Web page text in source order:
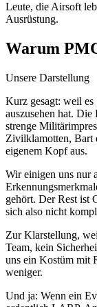
Leute, die Airsoft
Ausrüstung.
Warum
Unsere Darstellung
Kurz gesagt: weil es
auszusehen hat.
strenge
Zivilklamotten, Bart
eigenem Kopf aus.
Wir einigen uns nur
gehört. Der Rest ist
sich also nicht
Zur Klarstellung,
Team, kein
uns ein Kostüm mit
weniger.
Und ja: Wenn ein